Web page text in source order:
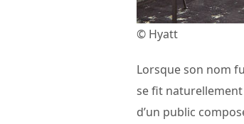
© Hyatt
Lorsque son nom
se fit naturellement
d’un public